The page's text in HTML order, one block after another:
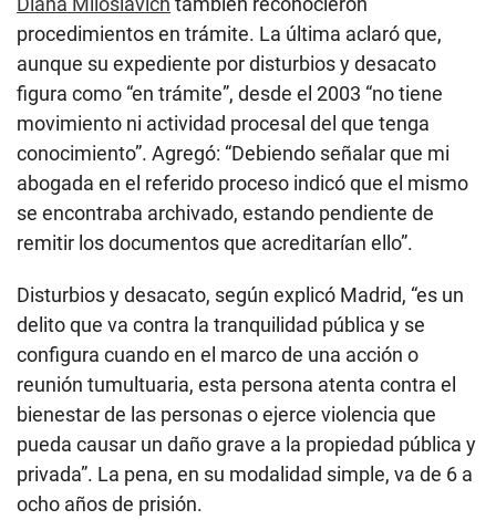
procedimientos en trámite. La última aclaró que,
aunque su expediente por disturbios y desacato
figura como “en trámite”, desde el 2003 “no tiene
movimiento ni actividad procesal del que tenga
conocimiento”. Agregó: “Debiendo señalar que mi
abogada en el referido proceso indicó que el mismo
se encontraba archivado, estando pendiente de
remitir los documentos que acreditarían ello”.
Disturbios y desacato, según explicó Madrid, “es un
delito que va contra la tranquilidad pública y se
configura cuando en el marco de una acción o
reunión tumultuaria, esta persona atenta contra el
bienestar de las personas o ejerce violencia que
pueda causar un daño grave a la propiedad pública y
privada”. La pena, en su modalidad simple, va de 6 a
ocho años de prisión.